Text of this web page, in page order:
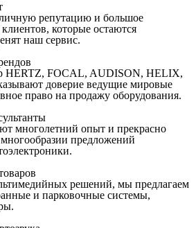
репутацию и большое
которые остаются
наш сервис.
HERTZ, FOCAL, AUDISON, HELIX,
доверие ведущие мировые
право на продажу оборудования.
многолетний опыт и прекрасно
предложений
решений, мы предлагаем
и парковочные системы,